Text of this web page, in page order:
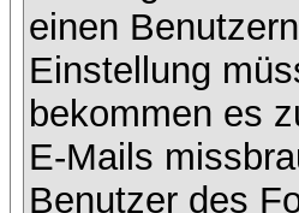
einen
Einstellung
bekommen es
E-Mails
Benutzer des